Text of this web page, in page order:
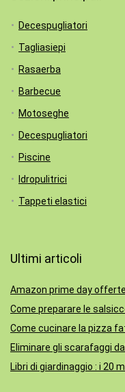
Decespugliatori
Tagliasiepi
Rasaerba
Barbecue
Motoseghe
Decespugliatori
Piscine
Idropulitrici
Tappeti elastici
Ultimi articoli
Amazon prime day
Come preparare le
Come cucinare la pizza
Eliminare gli scarafaggi
Libri di giardinaggio : i 20